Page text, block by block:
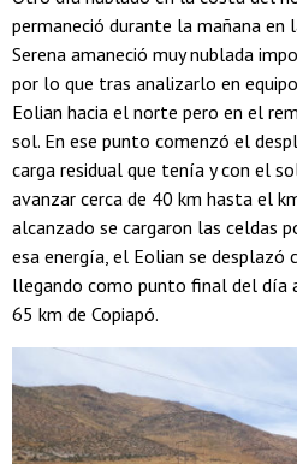
permaneció durante la mañana en
Serena amaneció muy nublada
por lo que tras analizarlo en
Eolian hacia el norte pero en el
sol. En ese punto comenzó el
carga residual que tenía y con el
avanzar cerca de 40 km hasta el
alcanzado se cargaron las celdas
esa energía, el Eolian se desplazó
llegando como punto final del día
65 km de Copiapó.